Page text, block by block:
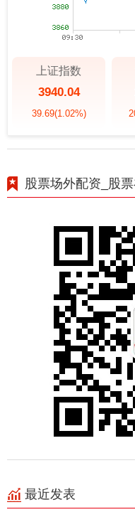
上证指数
3940.04
39.69(1.02%)
股票场外配资_股
最近发表